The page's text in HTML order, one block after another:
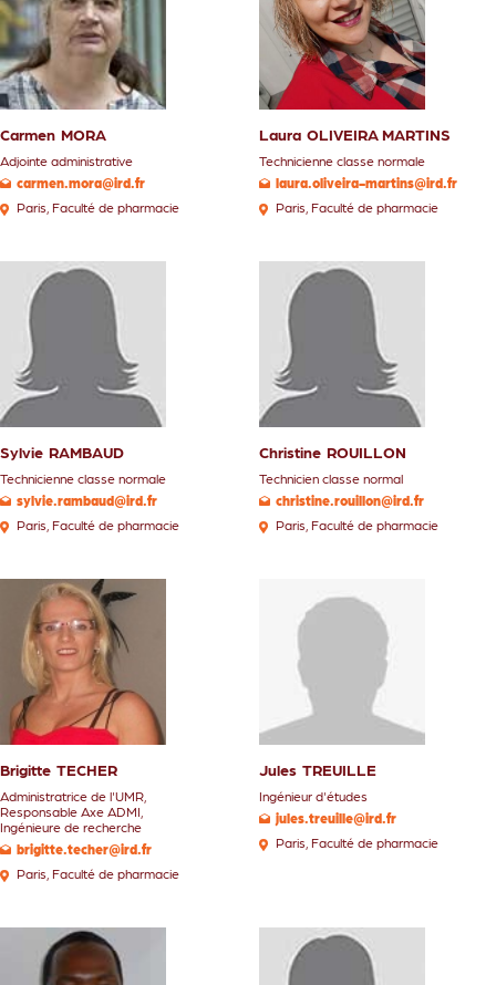
Carmen MORA
Adjointe administrative
carmen.mora@ird.fr
Paris Faculté de pharmacie
Laura OLIVEIRA MARTINS
Technicienne classe normale
laura.oliveira-martins@ird.fr
Paris Faculté de pharmacie
Sylvie RAMBAUD
Technicienne classe normale
sylvie.rambaud@ird.fr
Paris Faculté de pharmacie
Christine ROUILLON
Technicien classe normal
christine.rouillon@ird.fr
Paris Faculté de pharmacie
Brigitte TECHER
Administratrice de l'UMR
Responsable Axe ADMI
Ingénieure de recherche
brigitte.techer@ird.fr
Paris Faculté de pharmacie
Jules TREUILLE
Ingénieur d'études
jules.treuille@ird.fr
Paris Faculté de pharmacie